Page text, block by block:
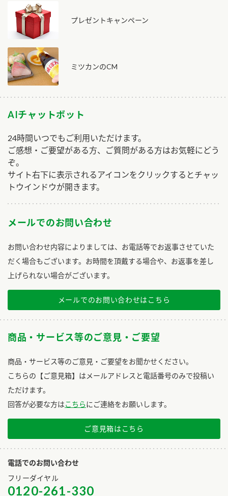
プレゼントキャンペーン
ミツカンのCM
AIチャットボット
24時間いつでもご利用いただけます。
ご感想・ご要望がある方、ご質問がある方はお気軽にどう
ぞ。
サイト右下に表示されるアイコンをクリックするとチャッ
トウインドウが開きます。
メールでのお問い合わせ
お問い合わせ内容によりましては、お電話等でお返事させていた
だく場合もございます。お時間を頂戴する場合や、お返事を差し
上げられない場合がございます。
メールでのお問い合わせはこちら
商品・サービス等のご意見・ご要望
商品・サービス等のご意見・ご要望をお聞かせください。
こちらの【ご意見箱】はメールアドレスと電話番号のみで投稿い
ただけます。
回答が必要な方はこちらにご連絡をお願いします。
ご意見箱はこちら
電話でのお問い合わせ
フリーダイヤル
0120-261-330